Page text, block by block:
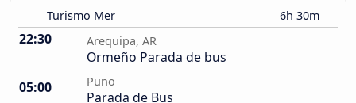
Turismo Mer 6h 30m
22:30 Arequipa, AR
Ormeño Parada de bus
05:00
Puno
Parada de Bus